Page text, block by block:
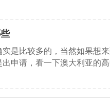
学机构了解一下澳大利亚高
是比较多的，当然如果想
申请，看一下澳大利亚的
学申请材料有哪些?